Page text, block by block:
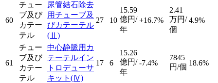
60
チュー
ブ及び
カテー
テル
尿管結石除去
用チューブ及
びカテーテル
(Ⅱ)
27 10
15.59
億円/
年
+16.7%
2.41
万円/
個
4.9%
61
チュー
ブ及び
カテー
テル
中心静脈用カ
テーテルイン
トロデューサ
キット (Ⅳ)
17 6
15.26
億円/
年
-7.4%
7845
円/個 18.6%